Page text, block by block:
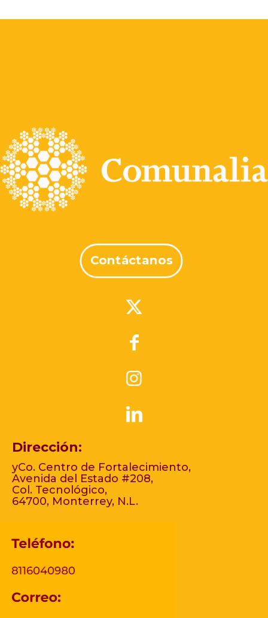
Contáctanos
Dirección:
yCo. Centro de Fortalecimiento,
Avenida del Estado #208,
Col. Tecnológico,
64700, Monterrey, N.L.